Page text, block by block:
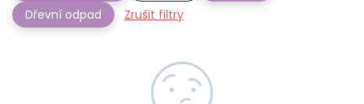
Dřevní odpad
Zrušit filtry